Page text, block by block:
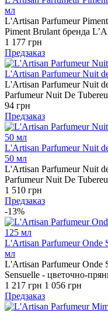
мл
L'Artisan Parfumeur
Piment Brulant бренда
1 177 грн
Предзаказ
L'Artisan Parfumeur Nuit
L'Artisan Parfumeur Nuit
Parfumeur Nuit De
94 грн
Предзаказ
L'Artisan Parfumeur Nuit
50 мл
L'Artisan Parfumeur Nuit
Parfumeur Nuit De
1 510 грн
Предзаказ
-13%
L'Artisan Parfumeur Onde
мл
L'Artisan Parfumeur Onde
Sensuelle - цветочно-
1 217 грн 1 056 грн
Предзаказ